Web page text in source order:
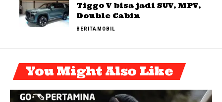
Tiggo V bisa jadi SUV, MPV,
Double Cabin
BERITAMOBIL
You Might Also Like